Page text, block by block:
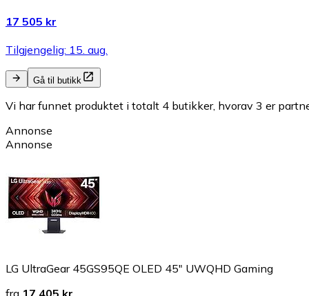
17 505 kr
Tilgjengelig: 15. aug.
Gå til butikk
Vi har funnet produktet i totalt 4 butikker, hvorav 3 er
Annonse
Annonse
LG UltraGear 45GS95QE OLED 45" UWQHD Gaming
fra 17 405 kr